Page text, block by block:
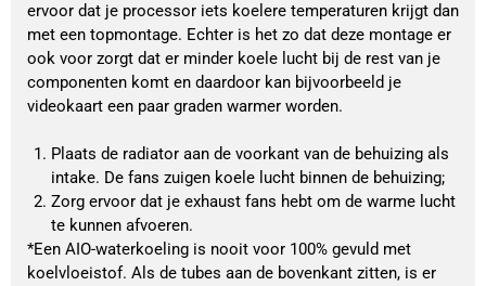
ervoor dat je processor iets koelere temperaturen krijgt dan
met een topmontage. Echter is het zo dat deze montage er
ook voor zorgt dat er minder koele lucht bij de rest van je
componenten komt en daardoor kan bijvoorbeeld je
videokaart een paar graden warmer worden.
Plaats de radiator aan de voorkant van de behuizing als
intake. De fans zuigen koele lucht binnen de behuizing;
Zorg ervoor dat je exhaust fans hebt om de warme lucht
te kunnen afvoeren.
*Een AIO-waterkoeling is nooit voor 100% gevuld met
koelvloeistof. Als de tubes aan de bovenkant zitten, is er